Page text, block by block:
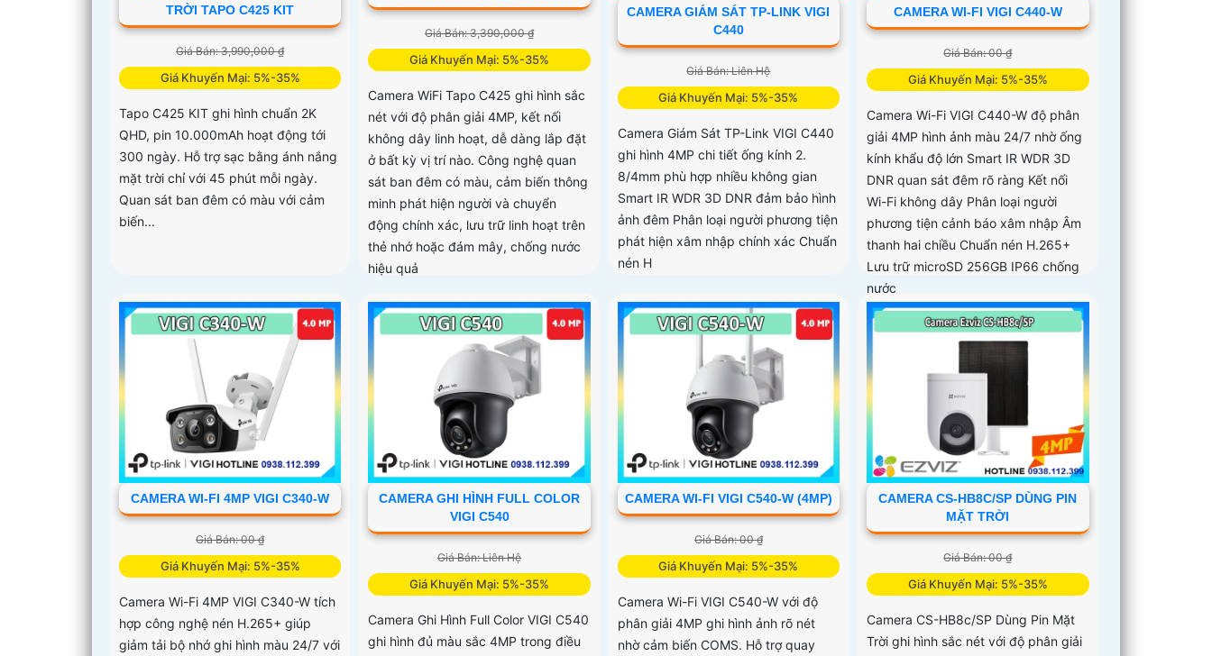
TRỜI TAPO C425 KIT
Giá Bán: 3,990,000 ₫
Giá Khuyến Mại: 5%-35%
Tapo C425 KIT ghi hình chuẩn 2K
QHD, pin 10.000mAh hoạt động tới
300 ngày. Hỗ trợ sạc bằng ánh nắng
mặt trời chỉ với 45 phút mỗi ngày.
Quan sát ban đêm có màu với cảm
biến...
Giá Bán: 3,390,000 ₫
Giá Khuyến Mại: 5%-35%
Camera WiFi Tapo C425 ghi hình sắc
nét với độ phân giải 4MP, kết nối
không dây linh hoạt, dễ dàng lắp đặt
ở bất kỳ vị trí nào. Công nghệ quan
sát ban đêm có màu, cảm biến thông
minh phát hiện người và chuyển
động chính xác, lưu trữ linh hoạt trên
thẻ nhớ hoặc đám mây, chống nước
hiệu quả
CAMERA GIÁM SÁT TP-LINK VIGI
C440
Giá Bán: Liên Hệ
Giá Khuyến Mại: 5%-35%
Camera Giám Sát TP-Link VIGI C440
ghi hình 4MP chi tiết ống kính 2.
8/4mm phù hợp nhiều không gian
Smart IR WDR 3D DNR đảm bảo hình
ảnh đêm Phân loại người phương tiện
phát hiện xâm nhập chính xác Chuẩn
nén H
CAMERA WI-FI VIGI C440-W
Giá Bán: 00 ₫
Giá Khuyến Mại: 5%-35%
Camera Wi-Fi VIGI C440-W độ phân
giải 4MP hình ảnh màu 24/7 nhờ ống
kính khẩu độ lớn Smart IR WDR 3D
DNR quan sát đêm rõ ràng Kết nối
Wi-Fi không dây Phân loại người
phương tiện cảnh báo xâm nhập Âm
thanh hai chiều Chuẩn nén H.265+
Lưu trữ microSD 256GB IP66 chống
nước
CAMERA WI-FI 4MP VIGI C340-W
Giá Bán: 00 ₫
Giá Khuyến Mại: 5%-35%
Camera Wi-Fi 4MP VIGI C340-W tích
hợp công nghệ nén H.265+ giúp
giảm tải bộ nhớ ghi hình màu 24/7 với
CAMERA GHI HÌNH FULL COLOR
VIGI C540
Giá Bán: Liên Hệ
Giá Khuyến Mại: 5%-35%
Camera Ghi Hình Full Color VIGI C540
ghi hình đủ màu sắc 4MP trong điều
CAMERA WI-FI VIGI C540-W (4MP)
Giá Bán: 00 ₫
Giá Khuyến Mại: 5%-35%
Camera Wi-Fi VIGI C540-W với độ
phân giải 4MP ghi hình ảnh rõ nét
nhờ cảm biến COMS. Hỗ trợ quay
CAMERA CS-HB8C/SP DÙNG PIN
MẶT TRỜI
Giá Bán: 00 ₫
Giá Khuyến Mại: 5%-35%
Camera CS-HB8c/SP Dùng Pin Mặt
Trời ghi hình sắc nét với độ phân giải